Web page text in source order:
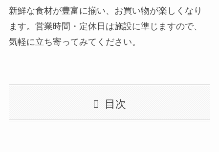
新鮮な食材が豊富に揃い、お買い物が楽しくなり
ます。営業時間・定休日は施設に準じますので、
気軽に立ち寄ってみてください。
目次